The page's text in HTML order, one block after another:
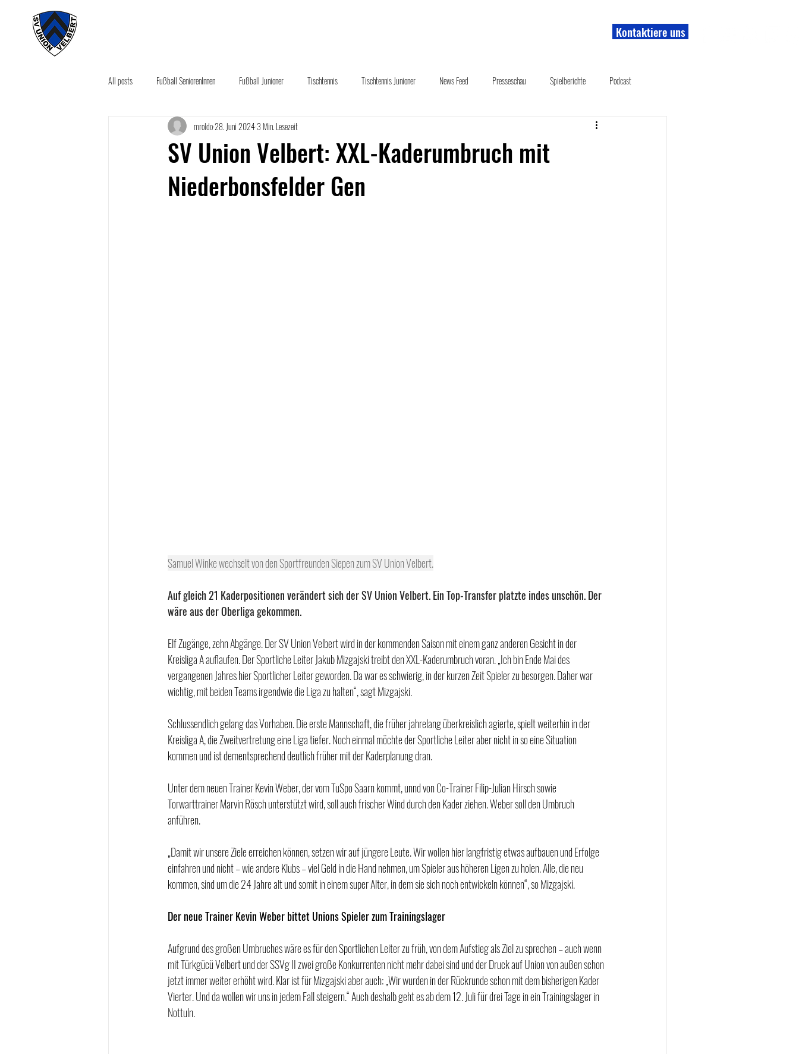
Kontaktiere uns
All posts Fußball SeniorenInnen Fußball Junioner Tischtennis Tischtennis Junioner News Feed Presseschau Spielberichte Podcast
Sponsoring News Secound Hand
SV Union Velbert: XXL-Kaderumbruch mit
Niederbonsfelder Gen
mroldo28. Juni 20243 Min. Lesezeit
Samuel Winke wechselt von den Sportfreunden Siepen zum SV Union Velbert.
Auf gleich 21 Kaderpositionen verändert sich der SV Union Velbert. Ein Top-Transfer platzte indes unschön. Der
wäre aus der Oberliga gekommen.
Elf Zugänge, zehn Abgänge. Der SV Union Velbert wird in der kommenden Saison mit einem ganz anderen Gesicht in der
Kreisliga A auflaufen. Der Sportliche Leiter Jakub Mizgajski treibt den XXL-Kaderumbruch voran. „Ich bin Ende Mai des
vergangenen Jahres hier Sportlicher Leiter geworden. Da war es schwierig, in der kurzen Zeit Spieler zu besorgen. Daher war
wichtig, mit beiden Teams irgendwie die Liga zu halten“, sagt Mizgajski.
Schlussendlich gelang das Vorhaben. Die erste Mannschaft, die früher jahrelang überkreislich agierte, spielt weiterhin in der
Kreisliga A, die Zweitvertretung eine Liga tiefer. Noch einmal möchte der Sportliche Leiter aber nicht in so eine Situation
kommen und ist dementsprechend deutlich früher mit der Kaderplanung dran.
Unter dem neuen Trainer Kevin Weber, der vom TuSpo Saarn kommt, unnd von Co-Trainer Filip-Julian Hirsch sowie
Torwarttrainer Marvin Rösch unterstützt wird, soll auch frischer Wind durch den Kader ziehen. Weber soll den Umbruch
anführen.
„Damit wir unsere Ziele erreichen können, setzen wir auf jüngere Leute. Wir wollen hier langfristig etwas aufbauen und Erfolge
einfahren und nicht – wie andere Klubs – viel Geld in die Hand nehmen, um Spieler aus höheren Ligen zu holen. Alle, die neu
kommen, sind um die 24 Jahre alt und somit in einem super Alter, in dem sie sich noch entwickeln können“, so Mizgajski.
Der neue Trainer Kevin Weber bittet Unions Spieler zum Trainingslager
Aufgrund des großen Umbruches wäre es für den Sportlichen Leiter zu früh, von dem Aufstieg als Ziel zu sprechen – auch wenn
mit Türkgücü Velbert und der SSVg II zwei große Konkurrenten nicht mehr dabei sind und der Druck auf Union von außen schon
jetzt immer weiter erhöht wird. Klar ist für Mizgajski aber auch: „Wir wurden in der Rückrunde schon mit dem bisherigen Kader
Vierter. Und da wollen wir uns in jedem Fall steigern.“ Auch deshalb geht es ab dem 12. Juli für drei Tage in ein Trainingslager in
Nottuln.